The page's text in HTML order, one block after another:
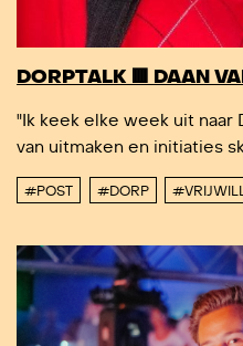
DORPTALK 🟥 DAAN
"Ik keek elke week uit naar
van uitmaken en initiaties
#POST #DORP